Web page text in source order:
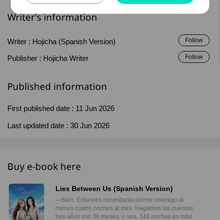
Writer's information
Writer : Hojicha (Spanish Version) Follow
Publisher : Hojicha Writer Follow
Published information
First published date : 11 Jun 2026
Last updated date : 30 Jun 2026
Buy e-book here
Lies Between Us (Spanish Version)
—Bien. Entonces necesitarás dormir conmigo al
menos cuatro noches al mes. Hagamos las cuentas:
tres años son 36 meses, o sea, 144 noches en total.